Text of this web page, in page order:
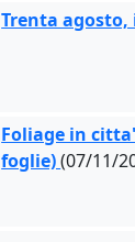
Trenta
Foliage in
foglie)(07/11/